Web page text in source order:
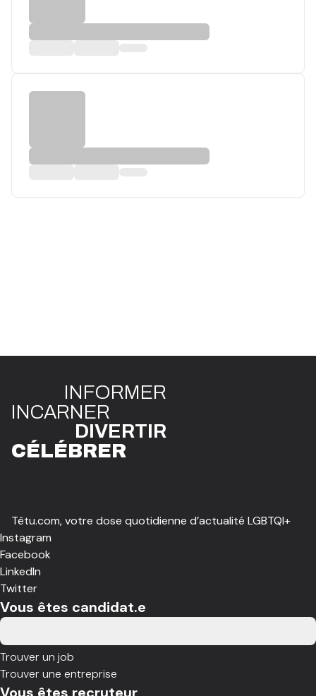
INFORMER
INCARNER
DIVERTIR
CÉLÉBRER
Têtu.com, votre dose quotidienne d’actualité LGBTQI+
Instagram
Facebook
LinkedIn
Twitter
Vous êtes candidat.e
Trouver un job
Trouver une entreprise